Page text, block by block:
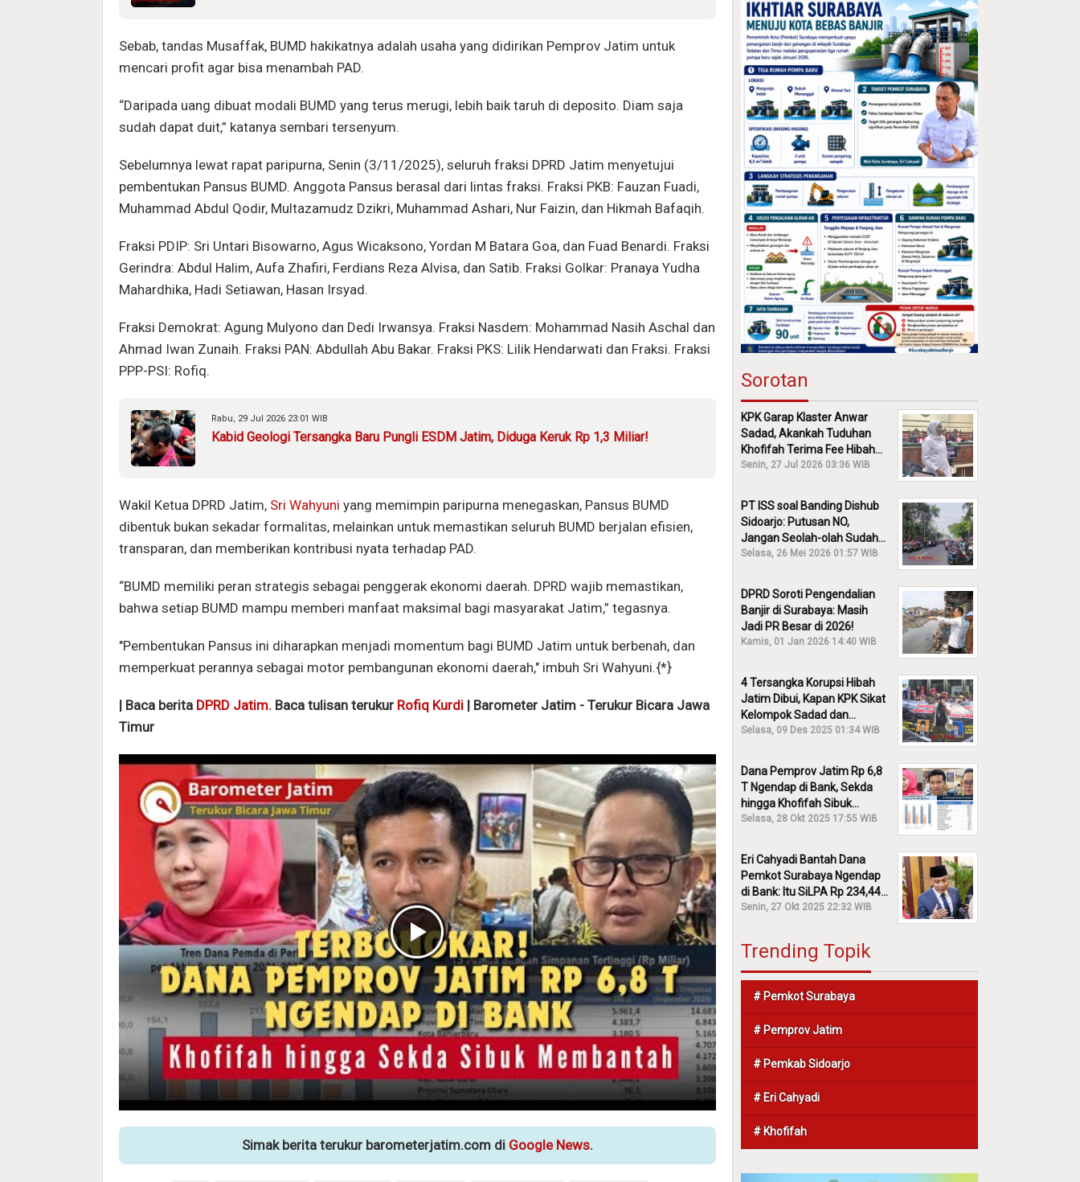
Sebab, tandas Musaffak, BUMD hakikatnya adalah usaha yang didirikan Pemprov Jatim untuk
mencari profit agar bisa menambah PAD.
“Daripada uang dibuat modali BUMD yang terus merugi, lebih baik taruh di deposito. Diam saja
sudah dapat duit,” katanya sembari tersenyum.
Sebelumnya lewat rapat paripurna, Senin (3/11/2025), seluruh fraksi DPRD Jatim menyetujui
pembentukan Pansus BUMD. Anggota Pansus berasal dari lintas fraksi. Fraksi PKB: Fauzan Fuadi,
Muhammad Abdul Qodir, Multazamudz Dzikri, Muhammad Ashari, Nur Faizin, dan Hikmah Bafaqih.
Fraksi PDIP: Sri Untari Bisowarno, Agus Wicaksono, Yordan M Batara Goa, dan Fuad Benardi. Fraksi
Gerindra: Abdul Halim, Aufa Zhafiri, Ferdians Reza Alvisa, dan Satib. Fraksi Golkar: Pranaya Yudha
Mahardhika, Hadi Setiawan, Hasan Irsyad.
Fraksi Demokrat: Agung Mulyono dan Dedi Irwansya. Fraksi Nasdem: Mohammad Nasih Aschal dan
Ahmad Iwan Zunaih. Fraksi PAN: Abdullah Abu Bakar. Fraksi PKS: Lilik Hendarwati dan Fraksi. Fraksi
PPP-PSI: Rofiq.
Rabu, 29 Jul 2026 23:01 WIB
Kabid Geologi Tersangka Baru Pungli ESDM Jatim, Diduga Keruk Rp 1,3 Miliar!
Wakil Ketua DPRD Jatim, Sri Wahyuni yang memimpin paripurna menegaskan, Pansus BUMD
dibentuk bukan sekadar formalitas, melainkan untuk memastikan seluruh BUMD berjalan efisien,
transparan, dan memberikan kontribusi nyata terhadap PAD.
“BUMD memiliki peran strategis sebagai penggerak ekonomi daerah. DPRD wajib memastikan,
bahwa setiap BUMD mampu memberi manfaat maksimal bagi masyarakat Jatim,” tegasnya.
"Pembentukan Pansus ini diharapkan menjadi momentum bagi BUMD Jatim untuk berbenah, dan
memperkuat perannya sebagai motor pembangunan ekonomi daerah," imbuh Sri Wahyuni.{*}
| Baca berita DPRD Jatim. Baca tulisan terukur Rofiq Kurdi | Barometer Jatim - Terukur Bicara Jawa
Timur
Simak berita terukur barometerjatim.com di Google News.
Sorotan
KPK Garap Klaster Anwar
Sadad, Akankah Tuduhan
Khofifah Terima Fee Hibah
30% Diusut?
Senin, 27 Jul 2026 03:36 WIB
PT ISS soal Banding Dishub
Sidoarjo: Putusan NO,
Jangan Seolah-olah Sudah
Menang!
Selasa, 26 Mei 2026 01:57 WIB
DPRD Soroti Pengendalian
Banjir di Surabaya: Masih
Jadi PR Besar di 2026!
Kamis, 01 Jan 2026 14:40 WIB
4 Tersangka Korupsi Hibah
Jatim Dibui, Kapan KPK Sikat
Kelompok Sadad dan
Iskandar?
Selasa, 09 Des 2025 01:34 WIB
Dana Pemprov Jatim Rp 6,8
T Ngendap di Bank, Sekda
hingga Khofifah Sibuk
Membantah!
Selasa, 28 Okt 2025 17:55 WIB
Eri Cahyadi Bantah Dana
Pemkot Surabaya Ngendap
di Bank: Itu SiLPA Rp 234,44
M!
Senin, 27 Okt 2025 22:32 WIB
Trending Topik
# Pemkot Surabaya
# Pemprov Jatim
# Pemkab Sidoarjo
# Eri Cahyadi
# Khofifah